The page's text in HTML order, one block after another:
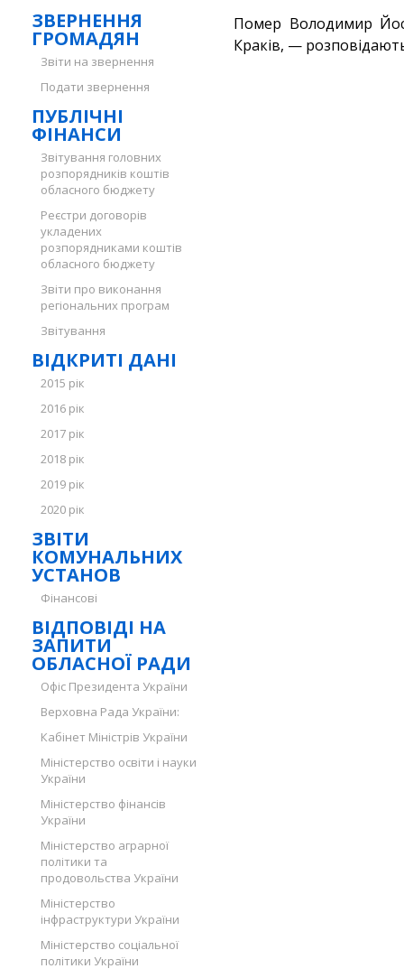
ЗВЕРНЕННЯ
ГРОМАДЯН
Звіти на звернення
Подати звернення
ПУБЛІЧНІ
ФІНАНСИ
Звітування головних
розпорядників коштів
обласного бюджету
Реєстри договорів
укладених
розпорядниками коштів
обласного бюджету
Звіти про виконання
регіональних програм
Звітування
ВІДКРИТІ ДАНІ
2015 рік
2016 рік
2017 рік
2018 рік
2019 рік
2020 рік
ЗВІТИ
КОМУНАЛЬНИХ
УСТАНОВ
Фінансові
ВІДПОВІДІ НА
ЗАПИТИ
ОБЛАСНОЇ РАДИ
Офіс Президента України
Верховна Рада України:
Кабінет Міністрів України
Міністерство освіти і науки
України
Міністерство фінансів
України
Міністерство аграрної
політики та
продовольства України
Міністерство
інфраструктури України
Міністерство соціальної
політики України
Помер Володимир
Краків, —